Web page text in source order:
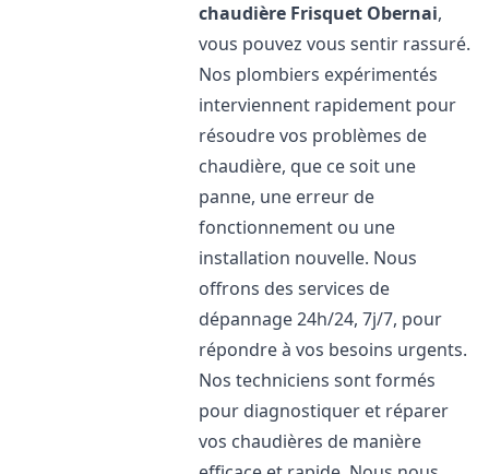
chaudière Frisquet Obernai,
vous pouvez vous sentir rassuré.
Nos plombiers expérimentés
interviennent rapidement pour
résoudre vos problèmes de
chaudière, que ce soit une
panne, une erreur de
fonctionnement ou une
installation nouvelle. Nous
offrons des services de
dépannage 24h/24, 7j/7, pour
répondre à vos besoins urgents.
Nos techniciens sont formés
pour diagnostiquer et réparer
vos chaudières de manière